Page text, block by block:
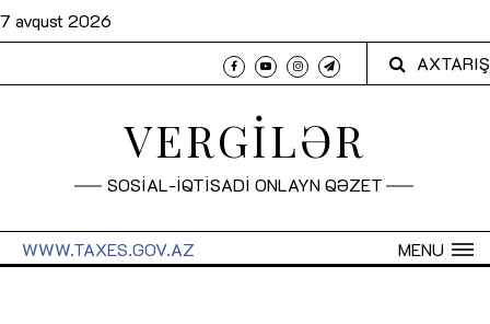
7 avqust 2026
AXTARIŞ
VERGİLƏR
SOSİAL-İQTİSADİ ONLAYN QƏZET
MENU
WWW.TAXES.GOV.AZ